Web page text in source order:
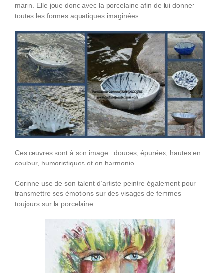
marin. Elle joue donc avec la porcelaine afin de lui donner
toutes les formes aquatiques imaginées.
Ces œuvres sont à son image : douces, épurées, hautes en
couleur, humoristiques et en harmonie.
Corinne use de son talent d’artiste peintre également pour
transmettre ses émotions sur des visages de femmes
toujours sur la porcelaine.